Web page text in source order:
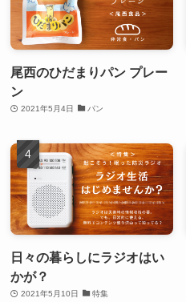
尾西のひだまりパン プレー
ン
2021年5月4日 パン
日々の暮らしにラジオはい
かが？
2021年5月10日 特集